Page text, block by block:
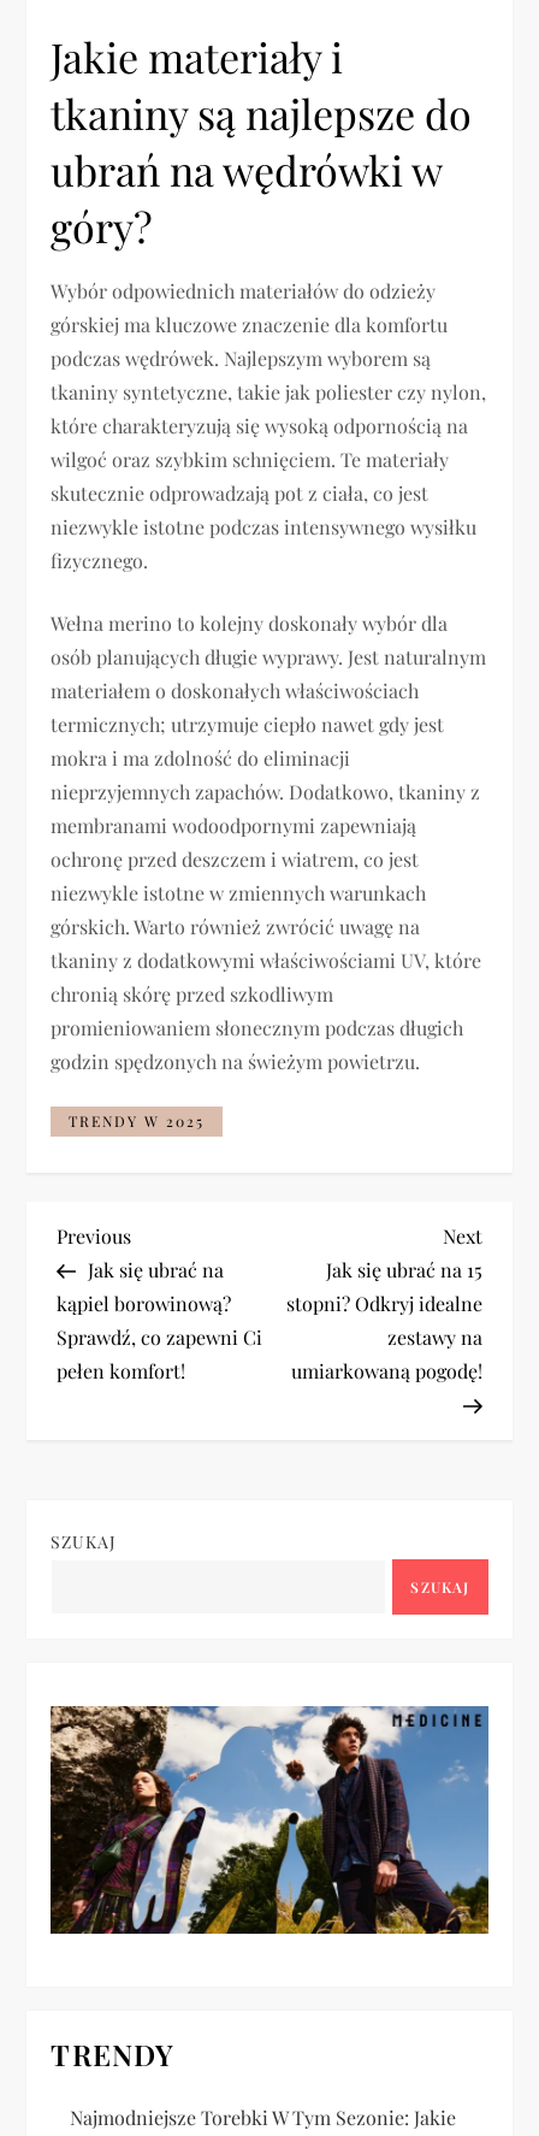
Jakie materiały i
tkaniny są najlepsze do
ubrań na wędrówki w
góry?
Wybór odpowiednich materiałów do odzieży
górskiej ma kluczowe znaczenie dla komfortu
podczas wędrówek. Najlepszym wyborem są
tkaniny syntetyczne, takie jak poliester czy nylon,
które charakteryzują się wysoką odpornością na
wilgoć oraz szybkim schnięciem. Te materiały
skutecznie odprowadzają pot z ciała, co jest
niezwykle istotne podczas intensywnego wysiłku
fizycznego.
Wełna merino to kolejny doskonały wybór dla
osób planujących długie wyprawy. Jest naturalnym
materiałem o doskonałych właściwościach
termicznych; utrzymuje ciepło nawet gdy jest
mokra i ma zdolność do eliminacji
nieprzyjemnych zapachów. Dodatkowo, tkaniny z
membranami wodoodpornymi zapewniają
ochronę przed deszczem i wiatrem, co jest
niezwykle istotne w zmiennych warunkach
górskich. Warto również zwrócić uwagę na
tkaniny z dodatkowymi właściwościami UV, które
chronią skórę przed szkodliwym
promieniowaniem słonecznym podczas długich
godzin spędzonych na świeżym powietrzu.
TRENDY W 2025
N
a
w
a
a
w
p
s
Previous
Post
Previous
Jak się ubrać na
kąpiel borowinową?
Sprawdź, co zapewni Ci
pełen komfort!
Next
Post
Next
Jak się ubrać na 15
stopni? Odkryj idealne
zestawy na
umiarkowaną pogodę!
SZUKAJ
SZUKAJ
TRENDY
Najmodniejsze Torebki W Tym Sezonie: Jakie